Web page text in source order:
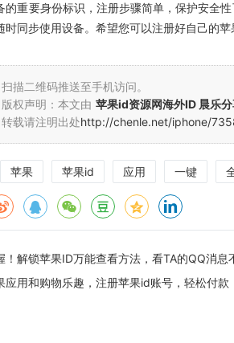
的重要身份标识，注册步骤简单，保护安全
时同步使用设备。希望您可以注册好自己的
扫描二维码推送至手机访问。
版权声明：本文由 苹果id资源网海外ID 晨乐
转载请注明出处http://chenle.net/iphone/
苹果 苹果id 应用 一键
！解锁苹果ID万能查看方法，看TA的QQ消息
应用和购物乐趣，注册苹果id账号，轻松付款